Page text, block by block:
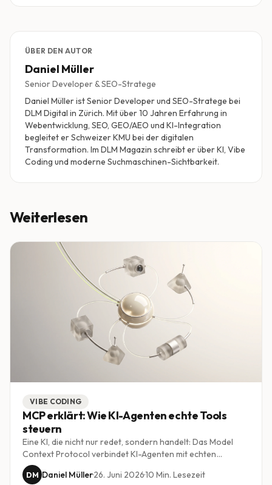
ÜBER DEN AUTOR
Daniel Müller
Senior Developer & SEO-Stratege
Daniel Müller ist Senior Developer und SEO-Stratege bei
DLM Digital in Zürich. Mit über 10 Jahren Erfahrung in
Webentwicklung, SEO, GEO/AEO und KI-Integration
begleitet er Schweizer KMU bei der digitalen
Transformation. Im DLM Magazin schreibt er über KI, Vibe
Coding und moderne Suchmaschinen-Sichtbarkeit.
Weiterlesen
VIBE CODING
MCP erklärt: Wie KI-Agenten echte Tools
steuern
Eine KI, die nicht nur redet, sondern handelt: Das Model
Context Protocol verbindet KI-Agenten mit echten
Werkzeugen, Datenbanken und Diensten. Wir erklären
verständlich, was MCP ist, warum es zum Standard wird und
DM Daniel Müller·26. Juni 2026·10 Min. Lesezeit